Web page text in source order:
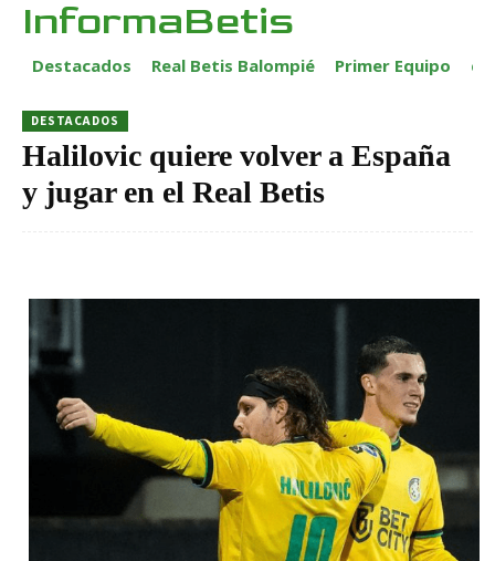
InformaBetis
Destacados Real Betis Balompié Primer Equipo
DESTACADOS
Halilovic quiere volver a España
y jugar en el Real Betis